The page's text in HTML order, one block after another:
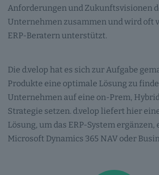
Anforderungen und Zukunftsvisionen
Unternehmen zusammen und wird oft
ERP-Beratern unterstützt.
Die d.velop hat es sich zur Aufgabe
Produkte eine optimale Lösung zu
Unternehmen auf eine on-Prem,
Strategie setzen. d.velop liefert hier
Lösung, um das ERP-System ergänzen,
Microsoft Dynamics 365 NAV oder